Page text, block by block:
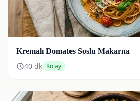
Kremalı Domates Soslu Makarna
40 dk Kolay